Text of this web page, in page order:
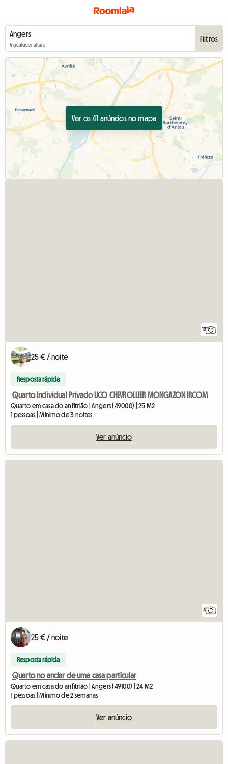
A qualquer altura
Filtros
Ver os 41 anúncios no mapa
12
25 € / noite
Resposta rápida
Quarto Individual Privado UCO CHEVROLLIER MONGAZON IRCOM
Quarto em casa do anfitrião | Angers (49000) | 25 M2
1 pessoas | Mínimo de 3 noites
Ver anúncio
4
25 € / noite
Resposta rápida
Quarto no andar de uma casa particular
Quarto em casa do anfitrião | Angers (49100) | 24 M2
1 pessoas | Mínimo de 2 semanas
Ver anúncio